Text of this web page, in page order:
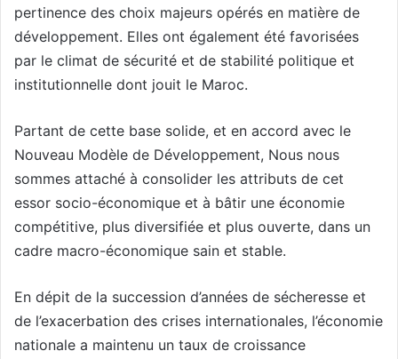
pertinence des choix majeurs opérés en matière de
développement. Elles ont également été favorisées
par le climat de sécurité et de stabilité politique et
institutionnelle dont jouit le Maroc.
Partant de cette base solide, et en accord avec le
Nouveau Modèle de Développement, Nous nous
sommes attaché à consolider les attributs de cet
essor socio-économique et à bâtir une économie
compétitive, plus diversifiée et plus ouverte, dans un
cadre macro-économique sain et stable.
En dépit de la succession d’années de sécheresse et
de l’exacerbation des crises internationales, l’économie
nationale a maintenu un taux de croissance